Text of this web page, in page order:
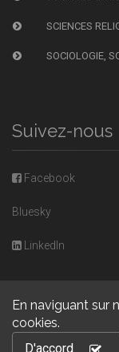
En naviguant sur
cookies.
D'accord
SCIENCES
SOCIOLOGIE,
Suivez-nous
Facebook
Bluesky
LinkedIn